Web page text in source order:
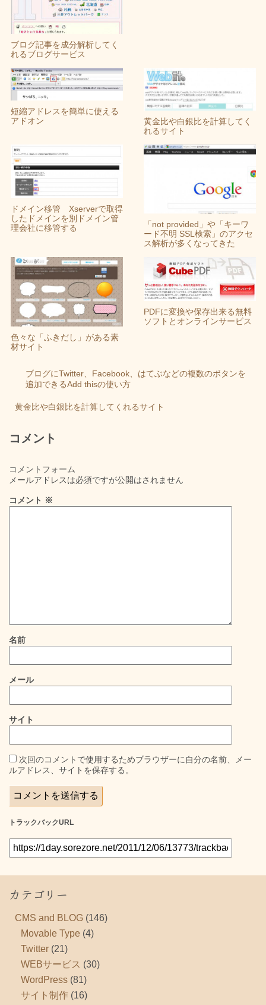
ブログ記事を成分解析してく
れるブログサービス
短縮アドレスを簡単に使える
アドオン
黄金比や白銀比を計算してく
れるサイト
ドメイン移管 Xserverで取得
したドメインを別ドメイン管
理会社に移管する
「not provided」や「キーワ
ード不明 SSL検索」のアクセ
ス解析が多くなってきた
色々な「ふきだし」がある素
材サイト
PDFに変換や保存出来る無料
ソフトとオンラインサービス
ブログにTwitter、Facebook、はてぶなどの複数のボタンを
追加できるAdd thisの使い方
黄金比や白銀比を計算してくれるサイト
コメント
コメントフォーム
メールアドレスは必須ですが公開はされません
コメント ※
名前
メール
サイト
次回のコメントで使用するためブラウザーに自分の名前、メー
ルアドレス、サイトを保存する。
トラックバックURL
カテゴリー
CMS and BLOG (146)
Movable Type (4)
Twitter (21)
WEBサービス (30)
WordPress (81)
サイト制作 (16)